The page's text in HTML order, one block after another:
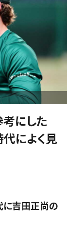
にした
によく見
吉田正尚の